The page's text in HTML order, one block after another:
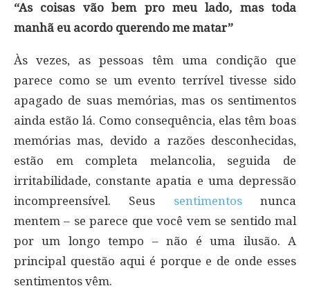
“As coisas vão bem pro meu lado, mas toda
manhã eu acordo querendo me matar”
Às vezes, as pessoas têm uma condição que
parece como se um evento terrível tivesse sido
apagado de suas memórias, mas os sentimentos
ainda estão lá. Como consequência, elas têm boas
memórias mas, devido a razões desconhecidas,
estão em completa melancolia, seguida de
irritabilidade, constante apatia e uma depressão
incompreensível. Seus sentimentosnunca
mentem – se parece que você vem se sentido mal
por um longo tempo – não é uma ilusão. A
principal questão aqui é porque e de onde esses
sentimentos vêm.